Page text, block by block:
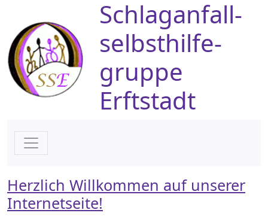
Zum Hauptinhalt springenSchlaganfall­
selbsthilfe­
gruppe
Erftstadt
Herzlich Willkommen auf unserer
Internetseite!